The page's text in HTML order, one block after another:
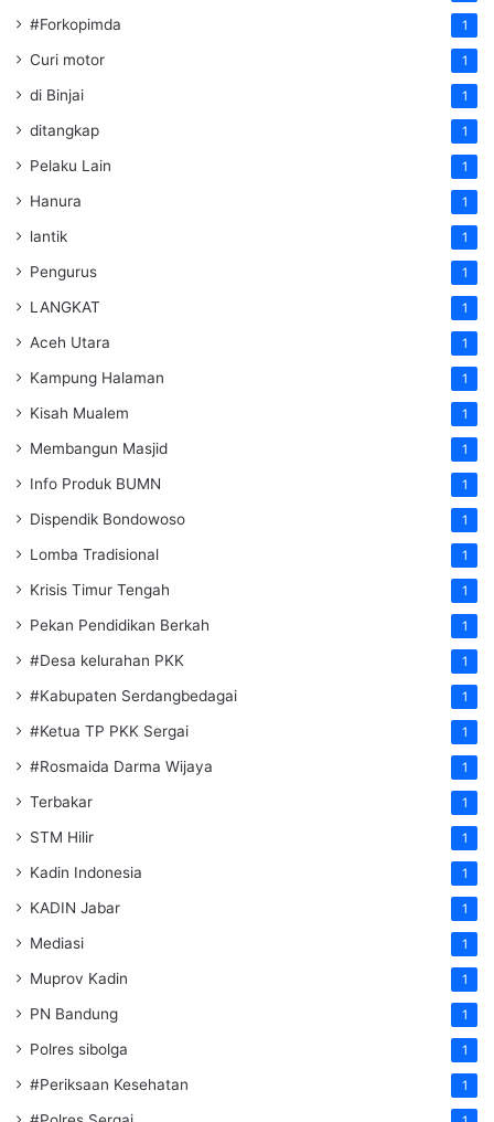
#Forkopimda 1
Curi motor 1
di Binjai 1
ditangkap 1
Pelaku Lain 1
Hanura 1
lantik 1
Pengurus 1
LANGKAT 1
Aceh Utara 1
Kampung Halaman 1
Kisah Mualem 1
Membangun Masjid 1
Info Produk BUMN 1
Dispendik Bondowoso 1
Lomba Tradisional 1
Krisis Timur Tengah 1
Pekan Pendidikan Berkah 1
#Desa kelurahan PKK 1
#Kabupaten Serdangbedagai 1
#Ketua TP PKK Sergai 1
#Rosmaida Darma Wijaya 1
Terbakar 1
STM Hilir 1
Kadin Indonesia 1
KADIN Jabar 1
Mediasi 1
Muprov Kadin 1
PN Bandung 1
Polres sibolga 1
#Periksaan Kesehatan 1